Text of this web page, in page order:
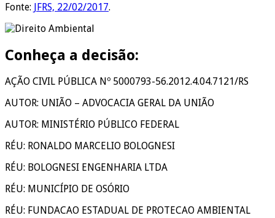
Fonte: JFRS, 22/02/2017.
Conheça a decisão:
AÇÃO CIVIL PÚBLICA Nº 5000793-56.2012.4.04.7121/RS
AUTOR: UNIÃO – ADVOCACIA GERAL DA UNIÃO
AUTOR: MINISTÉRIO PÚBLICO FEDERAL
RÉU: RONALDO MARCELIO BOLOGNESI
RÉU: BOLOGNESI ENGENHARIA LTDA
RÉU: MUNICÍPIO DE OSÓRIO
RÉU: FUNDACAO ESTADUAL DE PROTECAO AMBIENTAL